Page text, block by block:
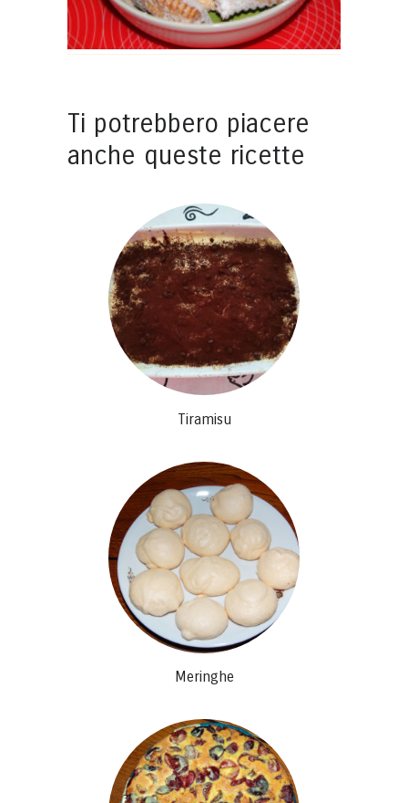
Ti potrebbero piacere
anche queste ricette
Tiramisu
Meringhe